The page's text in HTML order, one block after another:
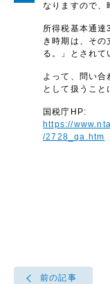
なりますので、
所得税基本通
き時期は、その
る。」とされて
よって、問い合
として扱うこと
国税庁HP:
https://
/2728_qa.htm
前の記事